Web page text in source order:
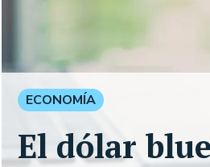
ECONOMÍA
El dólar